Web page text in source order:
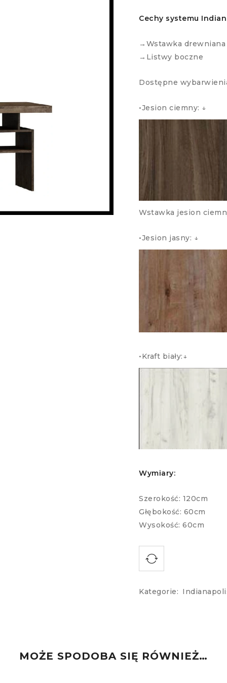
Cechy systemu
→Wstawka drewniana
→Listwy boczne
Dostępne
•Jesion ciemny: ↓
Wstawka jesion
•Jesion jasny: ↓
•Kraft biały:↓
Wymiary:
Szerokość: 120cm
Głębokość: 60cm
Wysokość: 60cm
Kategorie:
MOŻE SPODOBA SIĘ RÓWNIEŻ…